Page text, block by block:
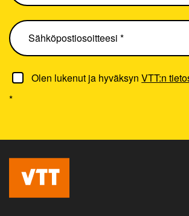
Olen lukenut ja hyväksynVTT:n
*